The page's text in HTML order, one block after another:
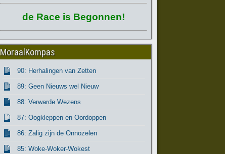
de Race is Begonnen!
MoraalKompas
90: Herhalingen van Zetten
89: Geen Nieuws wel Nieuw
88: Verwarde Wezens
87: Oogkleppen en Oordoppen
86: Zalig zijn de Onnozelen
85: Woke-Woker-Wokest